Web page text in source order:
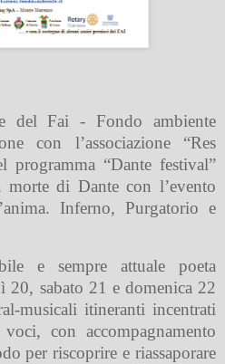
del Fai - Fondo ambiente
con l’associazione “Res
programma “Dante festival”
di Dante con l’evento
Inferno, Purgatorio e
e sempre attuale poeta
20, sabato 21 e domenica 22
musicali itineranti incentrati
con accompagnamento
per riscoprire e riassaporare